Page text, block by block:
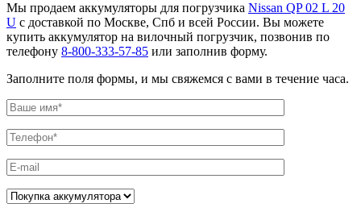
Мы продаем аккумуляторы для погрузчика Nissan QP 02 L 20
U с доставкой по Москве, Спб и всей России. Вы можете
купить аккумулятор на вилочный погрузчик, позвонив по
телефону 8-800-333-57-85 или заполнив форму.
Заполните поля формы, и мы свяжемся с вами в течение часа.